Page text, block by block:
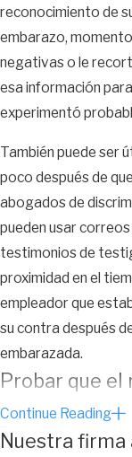
reconocimiento de
embarazo,
negativas o le
esa información
experimentó
También puede ser
poco después de
abogados de
pueden usar
testimonios de
proximidad en el
empleador que
su contra después
embarazada.
Probar que
para tomar
es
Continue Reading
Nuestra firma